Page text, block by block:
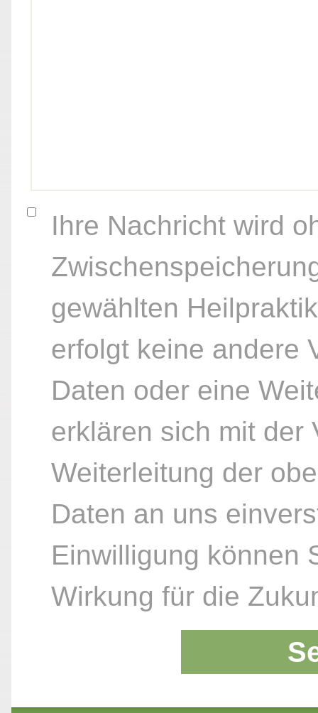
Ihre Nachricht wird
gewählten
erfolgt keine andere
Daten oder eine
erklären sich mit der
Weiterleitung der
Daten an uns
Einwilligung können
Wirkung für die